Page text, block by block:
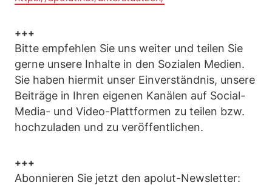
+++
Bitte empfehlen Sie uns weiter und teilen Sie
gerne unsere Inhalte in den Sozialen Medien.
Sie haben hiermit unser Einverständnis, unsere
Beiträge in Ihren eigenen Kanälen auf Social-
Media- und Video-Plattformen zu teilen bzw.
hochzuladen und zu veröffentlichen.
+++
Abonnieren Sie jetzt den apolut-Newsletter: